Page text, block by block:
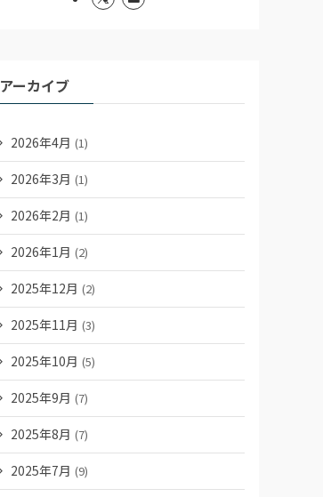
アーカイブ
2026年4月 (1)
2026年3月 (1)
2026年2月 (1)
2026年1月 (2)
2025年12月 (2)
2025年11月 (3)
2025年10月 (5)
2025年9月 (7)
2025年8月 (7)
2025年7月 (9)